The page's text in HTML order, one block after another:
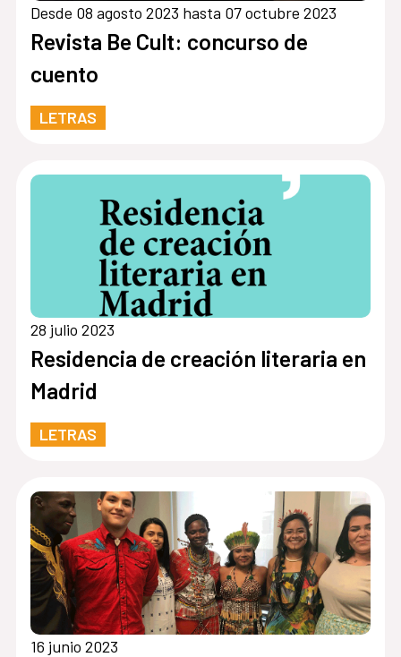
Desde 08 agosto 2023 hasta 07 octubre 2023
Revista Be Cult: concurso de
cuento
LETRAS
28 julio 2023
Residencia de creación literaria en
Madrid
LETRAS
16 junio 2023